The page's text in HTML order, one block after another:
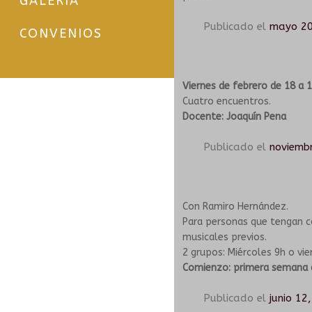
CONVENIOS Publicado el mayo
Viernes de febrero de 18 a
Cuatro encuentros.
Docente: Joaquín Pena
Publicado el
Con Ramiro Hernández.
Para personas que tengan
musicales previos.
2 grupos: Miércoles 9h o
Comienzo: primera
Publicado el junio